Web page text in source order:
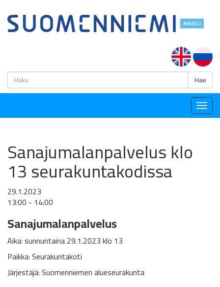
Hae
Sanajumalanpalvelus klo
13 seurakuntakodissa
29.1.2023
13:00 - 14:00
Sanajumalanpalvelus
Aika: sunnuntaina 29.1.2023 klo 13
Paikka: Seurakuntakoti
Järjestäjä: Suomenniemen alueseurakunta